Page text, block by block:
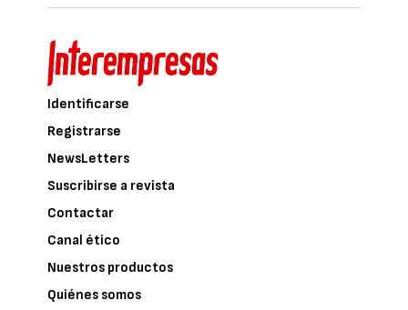
Identificarse
Registrarse
NewsLetters
Suscribirse a revista
Contactar
Canal ético
Nuestros productos
Quiénes somos